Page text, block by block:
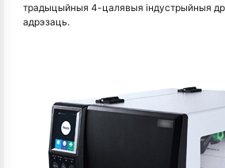
традыцыйныя 4-цалявыя індустрыйныя
адрэзаць.